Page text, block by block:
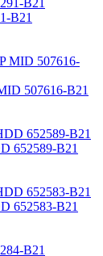
B21
507616-B21
652589-B21
652583-B21